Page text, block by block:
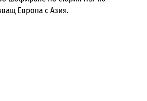
Европа с Азия.